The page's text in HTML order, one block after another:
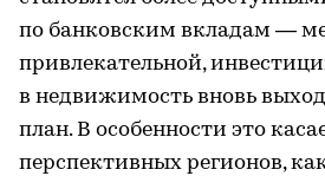
по банковским вкладам —
привлекательной,
в недвижимость вновь
план. В особенности это
перспективных регионов,